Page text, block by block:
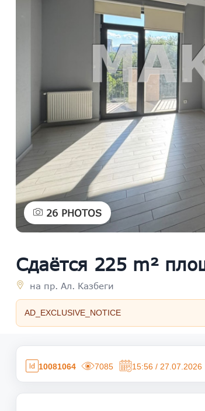
26 PHOTOS
Сдаётся 225 m²
на пр. Ал. Казбеги
AD_EXCLUSIVE_NOTICE
10081064 7085 15:56 / 27.07.2026